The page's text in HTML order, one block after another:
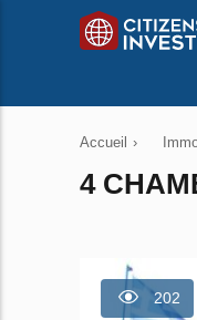
Accueil ›
4
202